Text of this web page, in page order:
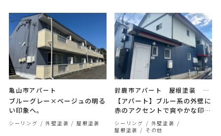
亀山市アパート
ブルーグレー×ベージュの明る
い印象へ。
シーリング 外壁塗装 屋根塗装
鈴鹿市アパート 屋根塗装 外
壁塗装 汚水桝高圧洗浄
【アパート】ブルー系の外壁に
赤のアクセントで爽やかな印象
へ
シーリング
外壁塗装
屋根塗装
その他